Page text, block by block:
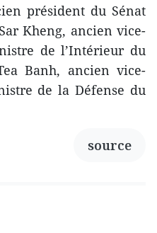
président du Sénat
Kheng, ancien vice-
de l’Intérieur du
Banh, ancien vice-
de la Défense du
source